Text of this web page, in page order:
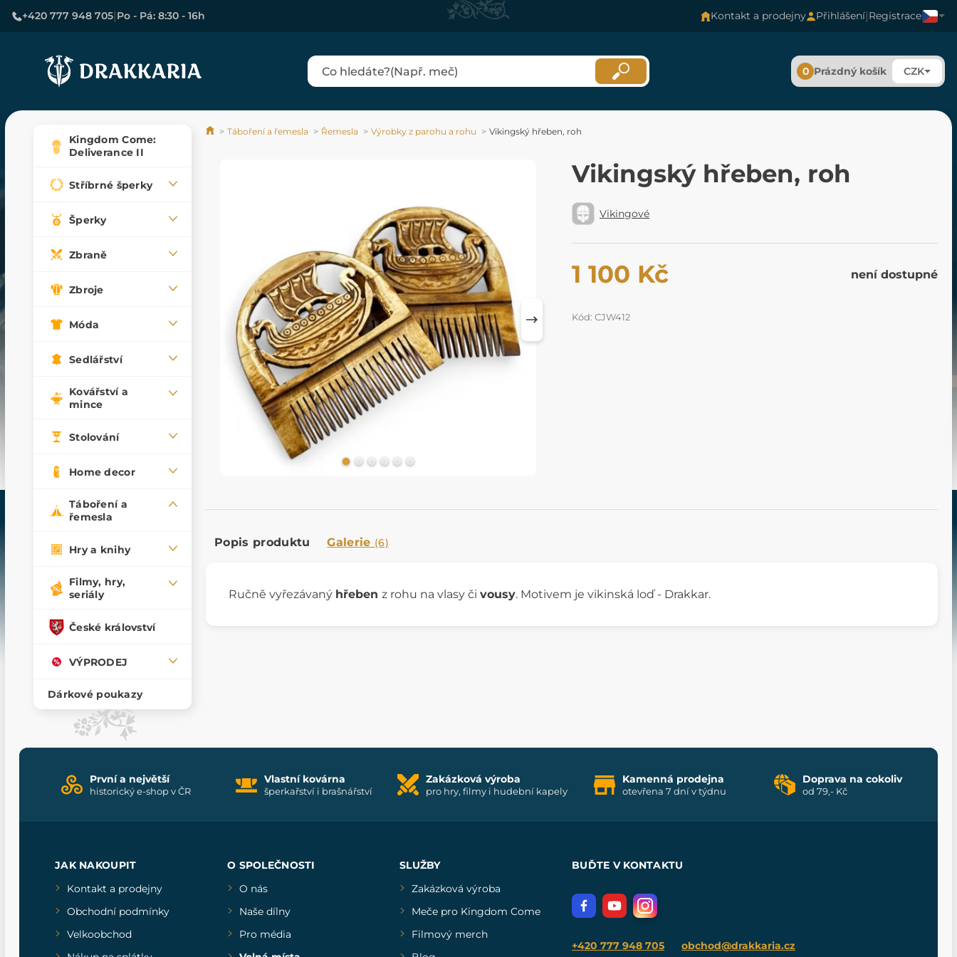
+420 777 948 705|Po - Pá: 8:30 - 16h Kontakt a prodejny Přihlášení|Registrace
0 Prázdný košík CZK
Kingdom Come:
Deliverance II
Stříbrné šperky
Šperky
Zbraně
Zbroje
Móda
Sedlářství
Kovářství a
mince
Stolování
Home decor
Táboření a
řemesla
Hry a knihy
Filmy, hry,
seriály
České království
VÝPRODEJ
Dárkové poukazy
Táboření a řemesla Řemesla Výrobky z parohu a rohu Vikingský hřeben, roh
Vikingský hřeben, roh
Vikingové
1 100 Kč není dostupné
Kód: CJW412
Popis produktu Galerie (6)
Ručně vyřezávaný hřeben z rohu na vlasy či vousy. Motivem je vikinská loď - Drakkar.
První a největší
historický e-shop v ČR
Vlastní kovárna
šperkařství i brašnářství
Zakázková výroba
pro hry, filmy i hudební kapely
Kamenná prodejna
otevřena 7 dní v týdnu
Doprava na cokoliv
od 79,- Kč
JAK NAKOUPIT
Kontakt a prodejny
Obchodní podmínky
Velkoobchod
O SPOLEČNOSTI
O nás
Naše dílny
Pro média
SLUŽBY
Zakázková výroba
Meče pro Kingdom Come
Filmový merch
BUĎTE V KONTAKTU
+420 777 948 705 obchod@drakkaria.cz